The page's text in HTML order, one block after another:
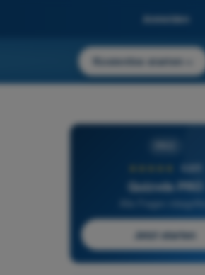
Anmelden
Kostenlos starten
4,6/5
Quizvds PRO
Alle Fragen inbegriffen
Jetzt starten